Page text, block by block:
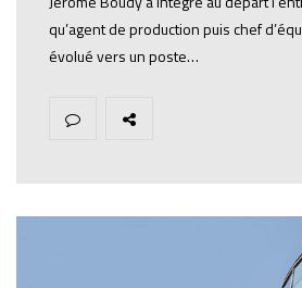
qu’agent de production puis chef
évolué vers un poste…